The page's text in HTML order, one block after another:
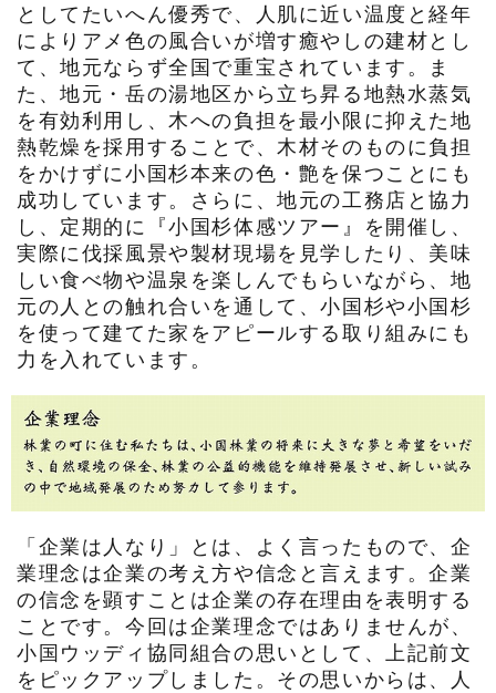
としてたいへん優秀で、人肌に近い温度と経年
によりアメ色の風合いが増す癒やしの建材とし
て、地元ならず全国で重宝されています。ま
た、地元・岳の湯地区から立ち昇る地熱水蒸気
を有効利用し、木への負担を最小限に抑えた地
熱乾燥を採用することで、木材そのものに負担
をかけずに小国杉本来の色・艶を保つことにも
成功しています。さらに、地元の工務店と協力
し、定期的に『小国杉体感ツアー』を開催し、
実際に伐採風景や製材現場を見学したり、美味
しい食べ物や温泉を楽しんでもらいながら、地
元の人との触れ合いを通して、小国杉や小国杉
を使って建てた家をアピールする取り組みにも
力を入れています。
「企業は人なり」とは、よく言ったもので、企
業理念は企業の考え方や信念と言えます。企業
の信念を顕すことは企業の存在理由を表明する
ことです。今回は企業理念ではありませんが、
小国ウッディ協同組合の思いとして、上記前文
をピックアップしました。その思いからは、人